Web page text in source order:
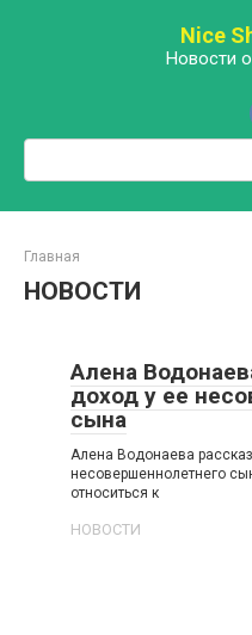
Nice
Новости
Поиск:
Главная
НОВОСТИ
Алена
доход у ее
сына
Алена Водонаева
несовершеннолетнего
относиться к
НОВОСТИ